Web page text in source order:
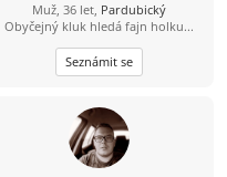
Muž, 36 let, Pardubický
Obyčejný kluk hledá fajn holku...
Seznámit se